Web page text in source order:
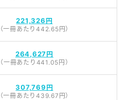
221,326円
（一冊あたり442.65円）
264,627円
（一冊あたり441.05円）
307,769円
（一冊あたり439.67円）